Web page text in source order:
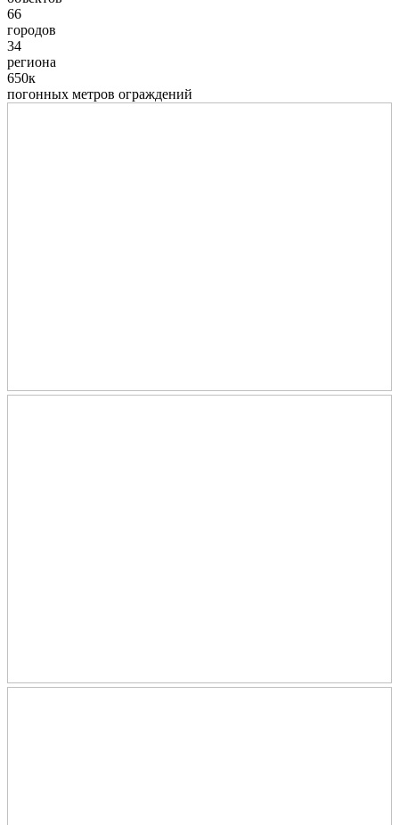
66
городов
34
региона
650к
погонных метров ограждений